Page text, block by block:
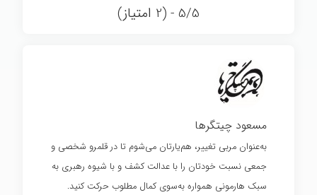
5/5 - (2 امتیاز)
مسعود چیتگرها
به‌عنوان مربی تغییر، هم‌یارتان می‌شوم تا در قلمرو شخصی و
جمعی نسبت خودتان را با عدالت کشف و با شیوه رهبری به
سبک هارمونی همواره به‌سوی کمال مطلوب حرکت کنید.